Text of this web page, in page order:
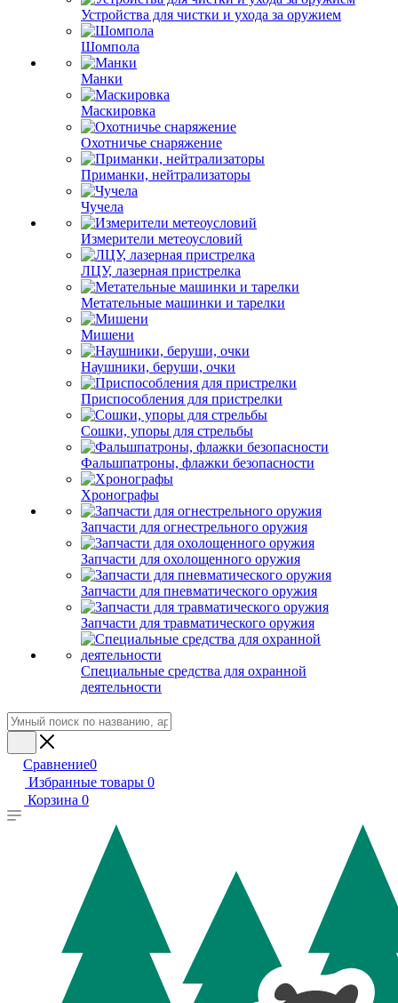
Устройства для чистки и ухода за оружием
Шомпола
Манки
Маскировка
Охотничье снаряжение
Приманки, нейтрализаторы
Чучела
Измерители метеоусловий
ЛЦУ, лазерная пристрелка
Метательные машинки и тарелки
Мишени
Наушники, беруши, очки
Приспособления для пристрелки
Сошки, упоры для стрельбы
Фальшпатроны, флажки безопасности
Хронографы
Запчасти для огнестрельного оружия
Запчасти для охолощенного оружия
Запчасти для пневматического оружия
Запчасти для травматического оружия
Специальные средства для охранной
деятельности
Сравнение0
Избранные товары 0
Корзина 0